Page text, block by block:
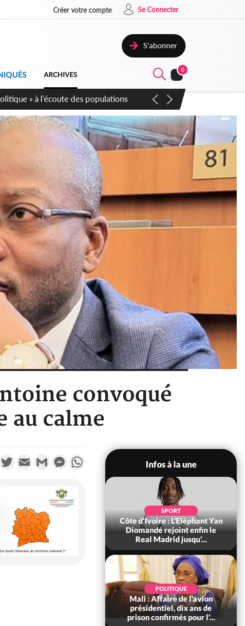
Créer votre compte Se Connecter
S'abonner
ARCHIVES
0
convoqué
au calme
FacebookTwitterEmail Gmail MessengerWhatsApp
Infos à la une
SOCIÉTÉ
d'Ivoire : Fin du rachat
100 000 tonnes de cacao,
le SYNARFA-CI co...
SPORT
Côte d'Ivoire : L'Eléphant Yan
Diomandé rejoint enfin le
Real Madrid jusqu'...
POLITIQUE
Mali : Affaire de l'avion
présidentiel, dix ans de
prison confirmés pour l'...